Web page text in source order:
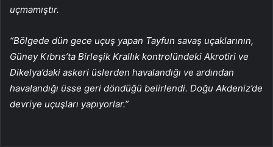
uçmamıştır.
“Bölgede dün gece uçuş yapan Tayfun savaş uçaklarının,
Güney Kıbrıs’ta Birleşik Krallık kontrolündeki Akrotiri ve
Dikelya’daki askeri üslerden havalandığı ve ardından
havalandığı üsse geri döndüğü belirlendi. Doğu Akdeniz’de
devriye uçuşları yapıyorlar.”